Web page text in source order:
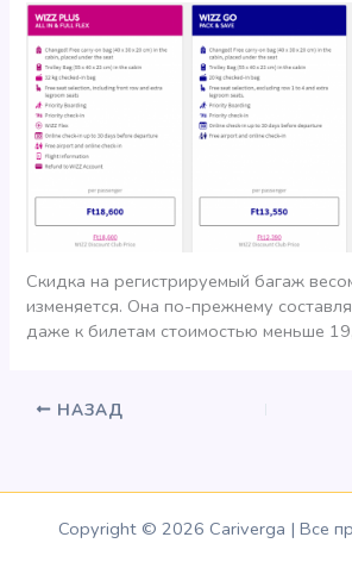
Скидка на регистрируемый багаж
изменяется. Она по-прежнему
даже к билетам стоимостью меньше
НАЗАД
Copyright © 2026 Cariverga | Все